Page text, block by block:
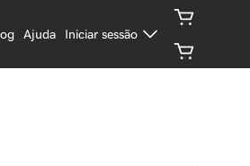
Ajuda Iniciar sessão